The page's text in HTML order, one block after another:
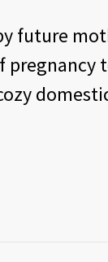
future